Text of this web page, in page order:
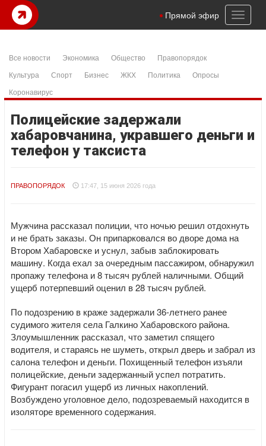
Toggle
Прямой эфир
Все новости Экономика Общество
Правопорядок
Культура
Спорт Бизнес ЖКХ Политика
Опросы
Коронавирус
Полицейские задержали
хабаровчанина, укравшего деньги и
телефон у таксиста
ПРАВОПОРЯДОК 17:47, 15 июня 2026 года
Мужчина рассказал полиции, что ночью решил отдохнуть
и не брать заказы. Он припарковался во дворе дома на
Втором Хабаровске и уснул, забыв заблокировать
машину. Когда ехал за очередным пассажиром, обнаружил
пропажу телефона и 8 тысяч рублей наличными. Общий
ущерб потерпевший оценил в 28 тысяч рублей.
По подозрению в краже задержали 36-летнего ранее
судимого жителя села Галкино Хабаровского района.
Злоумышленник рассказал, что заметил спящего
водителя, и стараясь не шуметь, открыл дверь и забрал из
салона телефон и деньги. Похищенный телефон изъяли
полицейские, деньги задержанный успел потратить.
Фигурант погасил ущерб из личных накоплений.
Возбуждено уголовное дело, подозреваемый находится в
изоляторе временного содержания.